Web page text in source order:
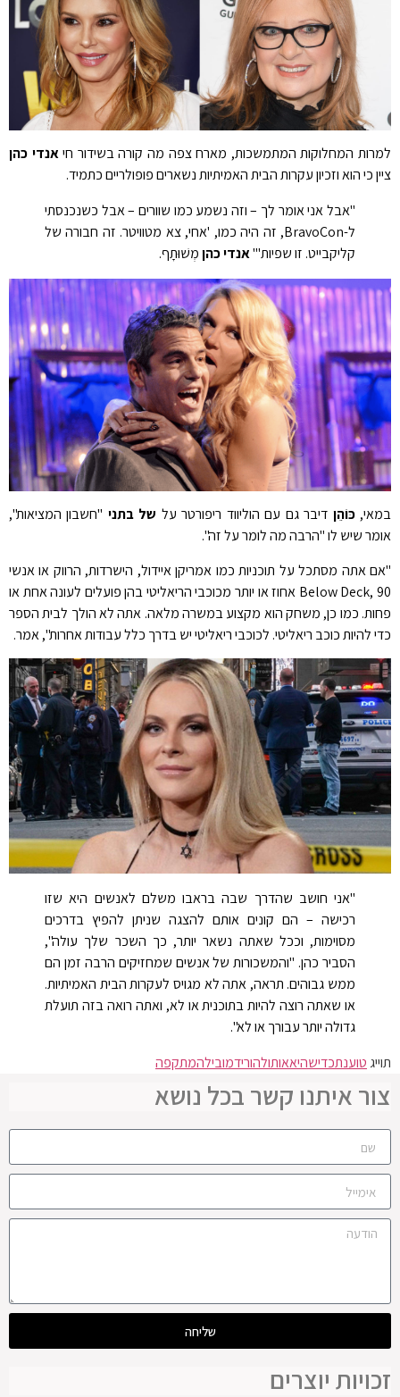
למרות המחלוקות המתמשכות, מארח צפה מה קורה בשידור חיאנדי כהן
ציין כי הוא וזכיון עקרות הבית האמיתיות נשארים פופולריים כתמיד.
"אבל אני אומר לך – וזה נשמע כמו שוורים – אבל כשנכנסתי
ל-BravoCon, זה היה כמו, 'אחי, צא מטוויטר. זה חבורה של
קליקבייט. זו שפיות'"אנדי כהןמְשׁוּתָף.
במאי,כּוֹהֵן דיבר גם עם הוליווד ריפורטר על של בתני "חשבון המציאות",
אומר שיש לו "הרבה מה לומר על זה".
"אם אתה מסתכל על תוכניות כמו אמריקן איידול, הישרדות, הרווק או אנשי
Below Deck, 90 אחוז או יותר מכוכבי הריאליטי בהן פועלים לעונה אחת או
פחות. כמו כן, משחק הוא מקצוע במשרה מלאה. אתה לא הולך לבית הספר
כדי להיות כוכב ריאליטי. לכוכבי ריאליטי יש בדרך כלל עבודות אחרות", אמר.
"אני חושב שהדרך שבה בראבו משלם לאנשים היא שזו
רכישה – הם קונים אותם להצגה שניתן להפיץ בדרכים
מסוימות, וככל שאתה נשאר יותר, כך השכר שלך עולה",
הסביר כהן. "והמשכורות של אנשים שמחזיקים הרבה זמן הם
ממש גבוהים. תראה, אתה לא מגויס לעקרות הבית האמיתיות.
או שאתה רוצה להיות בתוכנית או לא, ואתה רואה בזה תועלת
גדולה יותר עבורך או לא".
תוייג טוענתכדישהיאאותולהורידמובילהמתקפה
צור איתנו קשר בכל נושא
שליחה
זכויות יוצרים